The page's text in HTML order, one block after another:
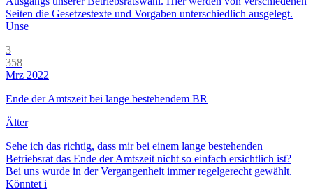
Seiten die Gesetzestexte und Vorgaben unterschiedlich ausgelegt.
Unse
3
358
Mrz 2022
Ende der Amtszeit bei lange bestehendem BR
Älter
Sehe ich das richtig, dass mir bei einem lange bestehenden
Betriebsrat das Ende der Amtszeit nicht so einfach ersichtlich ist?
Bei uns wurde in der Vergangenheit immer regelgerecht gewählt.
Könntet i